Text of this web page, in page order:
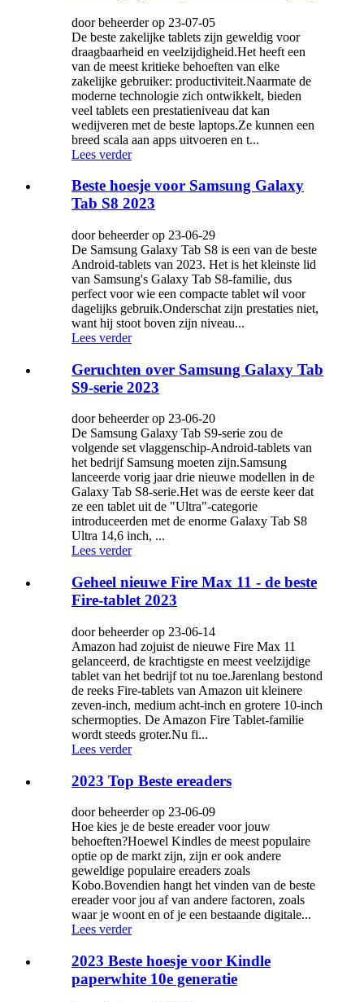
door beheerder op 23-07-05
De beste zakelijke tablets zijn geweldig voor
draagbaarheid en veelzijdigheid.Het heeft een
van de meest kritieke behoeften van elke
zakelijke gebruiker: productiviteit.Naarmate de
moderne technologie zich ontwikkelt, bieden
veel tablets een prestatieniveau dat kan
wedijveren met de beste laptops.Ze kunnen een
breed scala aan apps uitvoeren en t...
Lees verder
Beste hoesje voor Samsung Galaxy
Tab S8 2023
door beheerder op 23-06-29
De Samsung Galaxy Tab S8 is een van de beste
Android-tablets van 2023. Het is het kleinste lid
van Samsung's Galaxy Tab S8-familie, dus
perfect voor wie een compacte tablet wil voor
dagelijks gebruik.Onderschat zijn prestaties niet,
want hij stoot boven zijn niveau...
Lees verder
Geruchten over Samsung Galaxy Tab
S9-serie 2023
door beheerder op 23-06-20
De Samsung Galaxy Tab S9-serie zou de
volgende set vlaggenschip-Android-tablets van
het bedrijf Samsung moeten zijn.Samsung
lanceerde vorig jaar drie nieuwe modellen in de
Galaxy Tab S8-serie.Het was de eerste keer dat
ze een tablet uit de "Ultra"-categorie
introduceerden met de enorme Galaxy Tab S8
Ultra 14,6 inch, ...
Lees verder
Geheel nieuwe Fire Max 11 - de beste
Fire-tablet 2023
door beheerder op 23-06-14
Amazon had zojuist de nieuwe Fire Max 11
gelanceerd, de krachtigste en meest veelzijdige
tablet van het bedrijf tot nu toe.Jarenlang bestond
de reeks Fire-tablets van Amazon uit kleinere
zeven-inch, medium acht-inch en grotere 10-inch
schermopties. De Amazon Fire Tablet-familie
wordt steeds groter.Nu fi...
Lees verder
2023 Top Beste ereaders
door beheerder op 23-06-09
Hoe kies je de beste ereader voor jouw
behoeften?Hoewel Kindles de meest populaire
optie op de markt zijn, zijn er ook andere
geweldige populaire ereaders zoals
Kobo.Bovendien hangt het vinden van de beste
ereader voor jou af van andere factoren, zoals
waar je woont en of je een bestaande digitale...
Lees verder
2023 Beste hoesje voor Kindle
paperwhite 10e generatie